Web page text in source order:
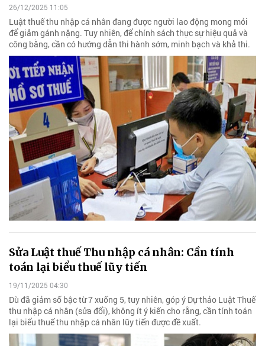
26/12/2025 11:05
Luật thuế thu nhập cá nhân đang được người lao động mong mỏi
để giảm gánh nặng. Tuy nhiên, để chính sách thực sự hiệu quả và
công bằng, cần có hướng dẫn thi hành sớm, minh bạch và khả thi.
Sửa Luật thuế Thu nhập cá nhân: Cần tính
toán lại biểu thuế lũy tiến
19/11/2025 04:30
Dù đã giảm số bậc từ 7 xuống 5, tuy nhiên, góp ý Dự thảo Luật Thuế
thu nhập cá nhân (sửa đổi), không ít ý kiến cho rằng, cần tính toán
lại biểu thuế thu nhập cá nhân lũy tiến được đề xuất.